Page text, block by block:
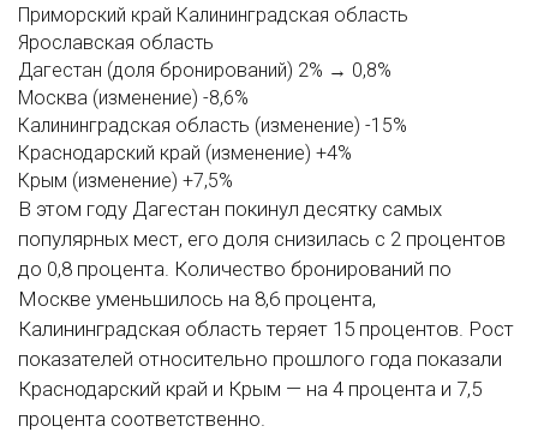
Приморский край Калининградская область
Ярославская область
Дагестан (доля бронирований) 2% → 0,8%
Москва (изменение) -8,6%
Калининградская область (изменение) -15%
Краснодарский край (изменение) +4%
Крым (изменение) +7,5%
В этом году Дагестан покинул десятку самых
популярных мест, его доля снизилась с 2 процентов
до 0,8 процента. Количество бронирований по
Москве уменьшилось на 8,6 процента,
Калининградская область теряет 15 процентов. Рост
показателей относительно прошлого года показали
Краснодарский край и Крым — на 4 процента и 7,5
процента соответственно.